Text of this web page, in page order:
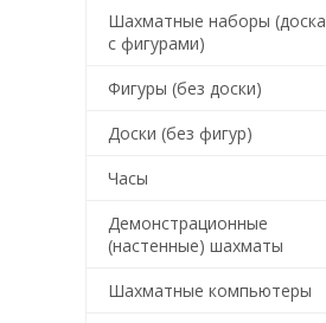
Шахматные наборы (доска
с фигурами)
Фигуры (без доски)
Доски (без фигур)
Часы
Демонстрационные
(настенные) шахматы
Шахматные компьютеры